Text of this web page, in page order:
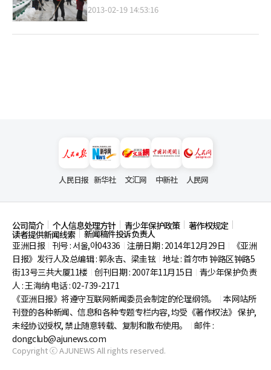
2013-02-19 14:53:16
人民日报 新华社 文汇网 中新社 人民网
公司简介 个人信息处理方针 青少年保护政策 著作权规定
读者提供新闻线索
新闻稿件投诉负责人
亚洲日报
刊号 : 서울,아04336 注册日期 : 2014年12月29日
《亚洲
日报》发行人及总编辑 : 郭永吉、梁圭铉 地址 : 首尔市钟路区钟路5
街13号三共大厦11楼 创刊日期 : 2007年11月15日
青少年保护负责
人 : 王海纳 电话 : 02-739-2171
《亚洲日报》将遵守互联网新闻委员会制定的伦理纲领。
本网站所
刊登的各种新闻、信息和各种专题专栏内容, 均受《著作权法》 保护,
未经协议授权, 禁止随意转载、复制和散布使用。
邮件 :
dongclub@ajunews.com
Copyright ⓒ AJUNEWS All rights reserved.